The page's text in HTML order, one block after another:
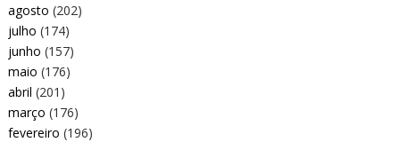
agosto (202)
julho (174)
junho (157)
maio (176)
abril (201)
março (176)
fevereiro (196)